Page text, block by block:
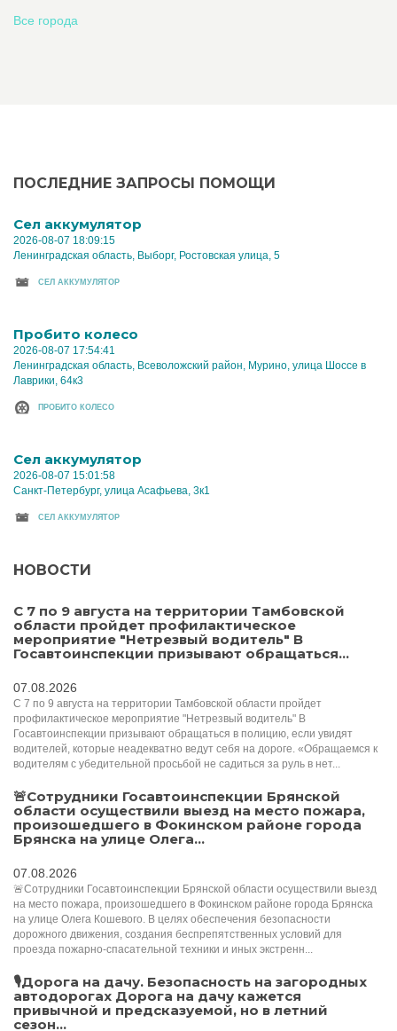
Все города
ПОСЛЕДНИЕ ЗАПРОСЫ ПОМОЩИ
Cел аккумулятор
2026-08-07 18:09:15
Ленинградская область, Выборг, Ростовская улица, 5
CЕЛ АККУМУЛЯТОР
Пробито колесо
2026-08-07 17:54:41
Ленинградская область, Всеволожский район, Мурино, улица Шоссе в
Лаврики, 64к3
ПРОБИТО КОЛЕСО
Cел аккумулятор
2026-08-07 15:01:58
Санкт-Петербург, улица Асафьева, 3к1
CЕЛ АККУМУЛЯТОР
НОВОСТИ
С 7 по 9 августа на территории Тамбовской
области пройдет профилактическое
мероприятие "Нетрезвый водитель" В
Госавтоинспекции призывают обращаться...
07.08.2026
С 7 по 9 августа на территории Тамбовской области пройдет
профилактическое мероприятие "Нетрезвый водитель" В
Госавтоинспекции призывают обращаться в полицию, если увидят
водителей, которые неадекватно ведут себя на дороге. «Обращаемся к
водителям с убедительной просьбой не садиться за руль в нет...
🚨Сотрудники Госавтоинспекции Брянской
области осуществили выезд на место пожара,
произошедшего в Фокинском районе города
Брянска на улице Олега...
07.08.2026
🚨Сотрудники Госавтоинспекции Брянской области осуществили выезд
на место пожара, произошедшего в Фокинском районе города Брянска
на улице Олега Кошевого. В целях обеспечения безопасности
дорожного движения, создания беспрепятственных условий для
проезда пожарно-спасательной техники и иных экстренн...
🎙️Дорога на дачу. Безопасность на загородных
автодорогах Дорога на дачу кажется
привычной и предсказуемой, но в летний
сезон...